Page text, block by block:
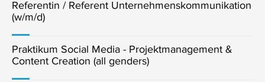
Referentin / Referent Unternehmenskommunikation
(w/m/d)
Praktikum Social Media - Projektmanagement &
Content Creation (all genders)